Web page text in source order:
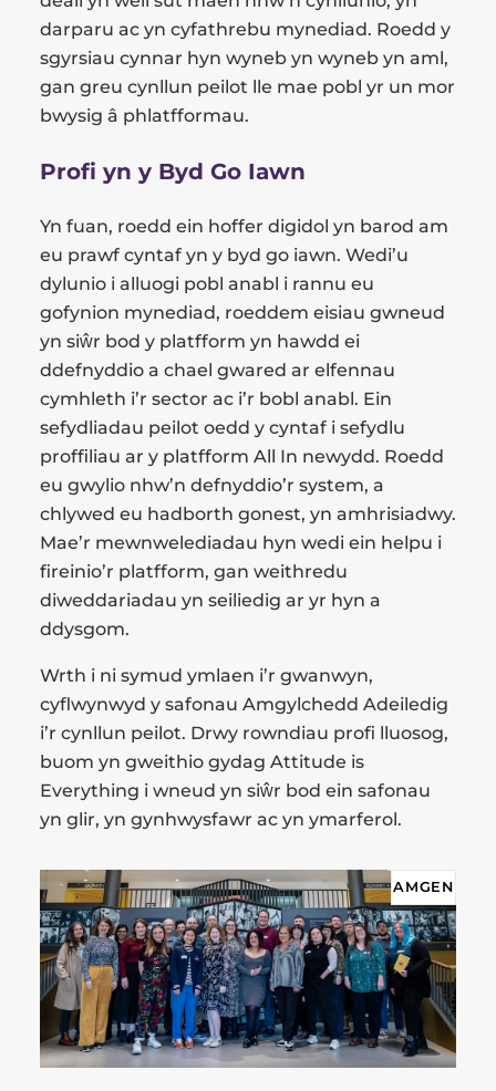
darparu ac yn cyfathrebu mynediad. Roedd y
sgyrsiau cynnar hyn wyneb yn wyneb yn aml,
gan greu cynllun peilot lle mae pobl yr un mor
bwysig â phlatfformau.
Profi yn y Byd Go Iawn
Yn fuan, roedd ein hoffer digidol yn barod am
eu prawf cyntaf yn y byd go iawn. Wedi’u
dylunio i alluogi pobl anabl i rannu eu
gofynion mynediad, roeddem eisiau gwneud
yn siŵr bod y platfform yn hawdd ei
ddefnyddio a chael gwared ar elfennau
cymhleth i’r sector ac i’r bobl anabl. Ein
sefydliadau peilot oedd y cyntaf i sefydlu
proffiliau ar y platfform All In newydd. Roedd
eu gwylio nhw’n defnyddio’r system, a
chlywed eu hadborth gonest, yn amhrisiadwy.
Mae’r mewnwelediadau hyn wedi ein helpu i
fireinio’r platfform, gan weithredu
diweddariadau yn seiliedig ar yr hyn a
ddysgom.
Wrth i ni symud ymlaen i’r gwanwyn,
cyflwynwyd y safonau Amgylchedd Adeiledig
i’r cynllun peilot. Drwy rowndiau profi lluosog,
buom yn gweithio gydag Attitude is
Everything i wneud yn siŵr bod ein safonau
yn glir, yn gynhwysfawr ac yn ymarferol.
AMGEN